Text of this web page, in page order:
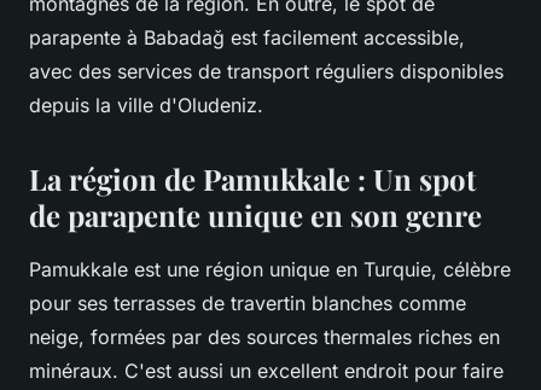
parapente à Babadağ est facilement accessible,
avec des services de transport réguliers disponibles
depuis la ville d'Oludeniz.
La région de Pamukkale : Un spot
de parapente unique en son genre
Pamukkale est une région unique en Turquie, célèbre
pour ses terrasses de travertin blanches comme
neige, formées par des sources thermales riches en
minéraux. C'est aussi un excellent endroit pour faire